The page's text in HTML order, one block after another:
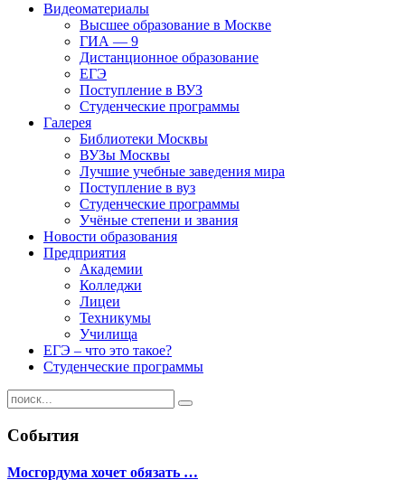
Видеоматериалы
Высшее образование в Москве
ГИА — 9
Дистанционное образование
ЕГЭ
Поступление в ВУЗ
Студенческие программы
Галерея
Библиотеки Москвы
ВУЗы Москвы
Лучшие учебные заведения мира
Поступление в вуз
Студенческие программы
Учёные степени и звания
Новости образования
Предприятия
Академии
Колледжи
Лицеи
Техникумы
Училища
ЕГЭ – что это такое?
Студенческие программы
События
Мосгордума хочет обязать …